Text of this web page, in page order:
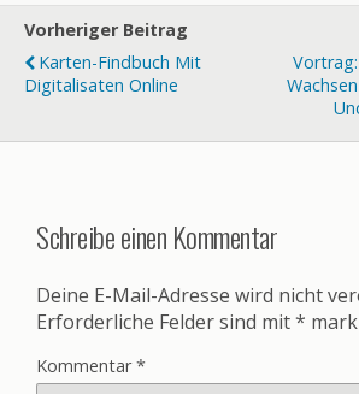
Vorheriger Beitrag
Karten-Findbuch Mit
Digitalisaten Online
Schreibe einen Kommentar
Deine E-Mail-Adresse wird nicht
Erforderliche Felder sind mit*
Kommentar*